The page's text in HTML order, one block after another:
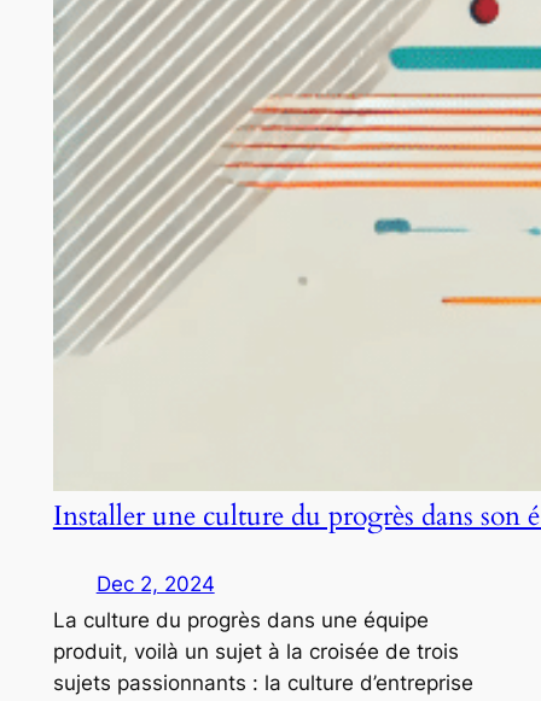
Installer une culture du progrès dans son
Dec 2, 2024
La culture du progrès dans une équipe
produit, voilà un sujet à la croisée de trois
sujets passionnants : la culture d’entreprise